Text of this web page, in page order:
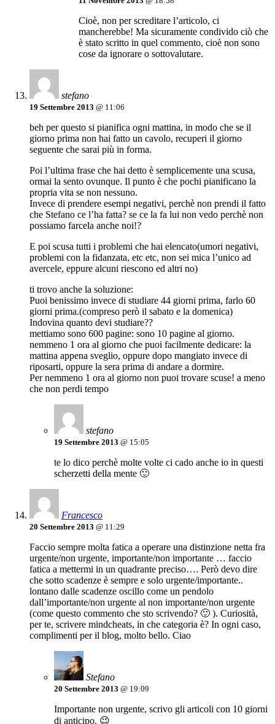
Cioè, non per screditare l’articolo, ci
mancherebbe! Ma sicuramente condivido ciò che
è stato scritto in quel commento, cioè non sono
cose da ignorare o sottovalutare.
stefano
19 Settembre 2013 @ 11:06
beh per questo si pianifica ogni mattina, in modo che se il
giorno prima non hai fatto un cavolo, recuperi il giorno
seguente che sarai più in forma.
Poi l’ultima frase che hai detto è semplicemente una scusa,
ormai la sento ovunque. Il punto è che pochi pianificano la
propria vita se non nessuno.
Invece di prendere esempi negativi, perchè non prendi il fatto
che Stefano ce l’ha fatta? se ce la fa lui non vedo perchè non
possiamo farcela anche noi!?
E poi scusa tutti i problemi che hai elencato(umori negativi,
problemi con la fidanzata, etc etc, non sei mica l’unico ad
avercele, eppure alcuni riescono ed altri no)
ti trovo anche la soluzione:
Puoi benissimo invece di studiare 44 giorni prima, farlo 60
giorni prima.(compreso però il sabato e la domenica)
Indovina quanto devi studiare??
mettiamo sono 600 pagine: sono 10 pagine al giorno.
nemmeno 1 ora al giorno che puoi facilmente dedicare: la
mattina appena sveglio, oppure dopo mangiato invece di
riposarti, oppure la sera prima di andare a dormire.
Per nemmeno 1 ora al giorno non puoi trovare scuse! a meno
che non perdi tempo
stefano
19 Settembre 2013 @ 15:05
te lo dico perchè molte volte ci cado anche io in questi
scherzetti della mente 🙂
Francesco
20 Settembre 2013 @ 11:29
Faccio sempre molta fatica a operare una distinzione netta fra
urgente/non urgente, importante/non importante … faccio
fatica a mettermi in un quadrante preciso…. Però devo dire
che sotto scadenze è sempre e solo urgente/importante..
lontano dalle scadenze oscillo come un pendolo
dall’importante/non urgente al non importante/non urgente
(come questo commento che sto scrivendo? 🙂 ). Curiosità,
per te, scrivere mindcheats, in che categoria è? In ogni caso,
complimenti per il blog, molto bello. Ciao
Stefano
20 Settembre 2013 @ 19:09
Importante non urgente, scrivo gli articoli con 10 giorni
di anticipo. 😉